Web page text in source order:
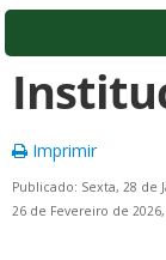
Imprimir
Publicado: Sexta, 28 de
26 de Fevereiro de